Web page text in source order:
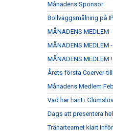
Månadens Sponsor
Bollväggsmålning på IP
MÅNADENS MEDLEM
MÅNADENS MEDLEM
MÅNADENS MEDLEM !
Årets första Coerver-
Månadens Medlem
Vad har hänt i
Dags att presentera
Tränarteamet klart